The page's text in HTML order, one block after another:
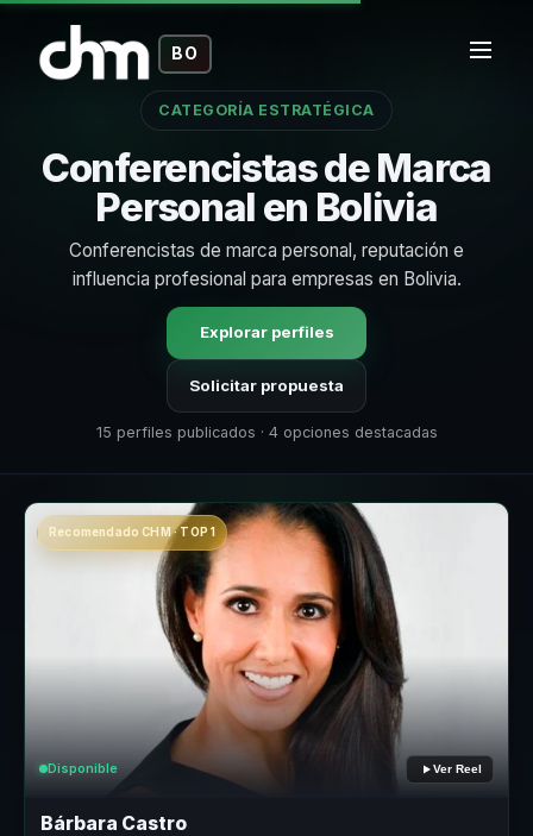
BO
CATEGORÍA ESTRATÉGICA
Conferencistas de Marca
Personal en Bolivia
Conferencistas de marca personal, reputación e
influencia profesional para empresas en Bolivia.
Explorar perfiles
Solicitar propuesta
15 perfiles publicados · 4 opciones destacadas
Recomendado CHM · TOP 1
Disponible Ver Reel
Bárbara Castro